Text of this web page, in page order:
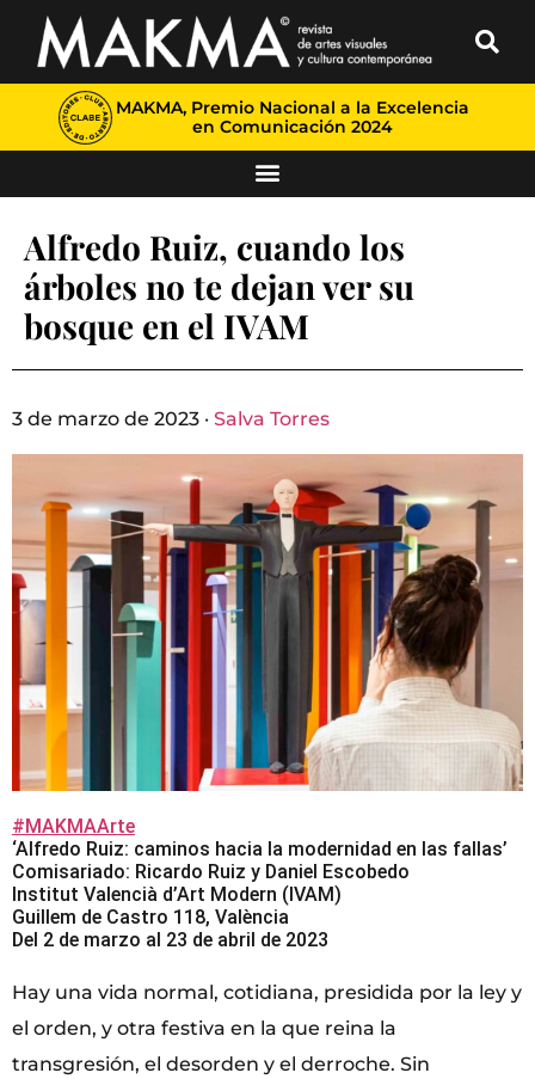
MAKMA, Premio Nacional a la Excelencia
en Comunicación 2024
Alfredo Ruiz, cuando los
árboles no te dejan ver su
bosque en el IVAM
3 de marzo de 2023 · Salva Torres
#MAKMAArte
‘Alfredo Ruiz: caminos hacia la modernidad en las fallas’
Comisariado: Ricardo Ruiz y Daniel Escobedo
Institut Valencià d’Art Modern (IVAM)
Guillem de Castro 118, València
Del 2 de marzo al 23 de abril de 2023
Hay una vida normal, cotidiana, presidida por la ley y
el orden, y otra festiva en la que reina la
transgresión, el desorden y el derroche. Sin